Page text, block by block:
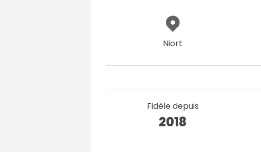
Niort
Fidèle depuis
2018